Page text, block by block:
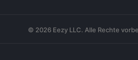
© 2026 Eezy LLC. Alle Rechte